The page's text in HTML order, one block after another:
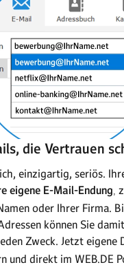
die Vertrauen
einzigartig, seriös.
eigene E-Mail-Endung,
oder Ihrer Firma.
können Sie
Zweck. Jetzt eigene
und direkt im WEB.DE